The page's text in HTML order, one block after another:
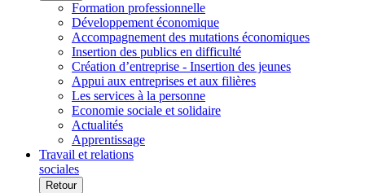
Formation professionnelle
Développement économique
Accompagnement des mutations économiques
Insertion des publics en difficulté
Création d’entreprise - Insertion des jeunes
Appui aux entreprises et aux filières
Les services à la personne
Economie sociale et solidaire
Actualités
Apprentissage
Travail et relations
sociales
Retour